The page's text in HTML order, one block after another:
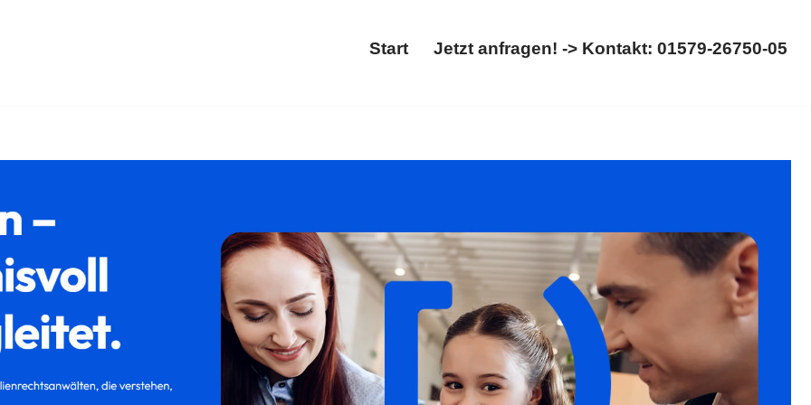
Start Jetzt anfragen! -> Kontakt: 01579-26750-05
Ihr Rechtsanwaltskanzlei. Treten Sie in Kontakt mit uns ✉.